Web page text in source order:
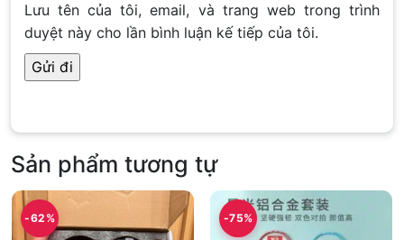
Lưu tên của tôi, email, và trang web trong trình
duyệt này cho lần bình luận kế tiếp của tôi.
Sản phẩm tương tự
-62% -75%